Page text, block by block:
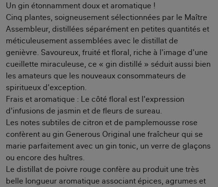
Un gin étonnamment doux et aromatique !
Cinq plantes, soigneusement sélectionnées par le Maître
Assembleur, distillées séparément en petites quantités et
méticuleusement assemblées avec le distillat de
genièvre. Savoureux, fruité et floral, riche à l'image d'une
cueillette miraculeuse, ce « gin distillé » séduit aussi bien
les amateurs que les nouveaux consommateurs de
spiritueux d'exception.
Frais et aromatique : Le côté floral est l'expression
d'infusions de jasmin et de fleurs de sureau.
Les notes subtiles de citron et de pamplemousse rose
confèrent au gin Generous Original une fraîcheur qui se
marie parfaitement avec un gin tonic, un verre de glaçons
ou encore des huîtres.
Le distillat de poivre rouge confère au produit une très
belle longueur aromatique associant épices, agrumes et